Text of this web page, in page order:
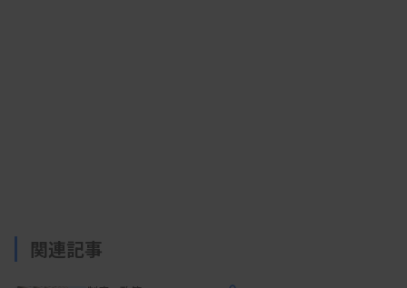
く浸透させる取り組みとする。
関連記事